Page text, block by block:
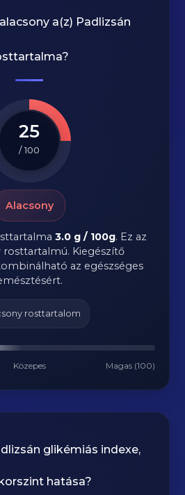
a(z) Padlizsán
25
/ 100
Alacsony
3.0 g / 100g. Ez az
rosttartalmú. Kiegészítő
az egészséges
rosttartalom
Közepes Magas (100)
glikémiás indexe,
hatása?